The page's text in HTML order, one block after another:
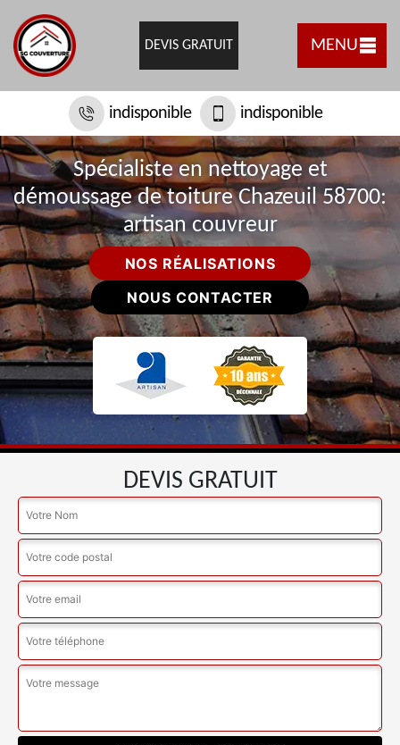
DEVIS GRATUIT MENU
indisponible indisponible
Spécialiste en nettoyage et
démoussage de toiture Chazeuil 58700:
artisan couvreur
NOS RÉALISATIONS
NOUS CONTACTER
DEVIS GRATUIT